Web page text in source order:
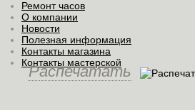
Ремонт часов
О компании
Новости
Полезная информация
Контакты магазина
Контакты мастерской
Распечатать